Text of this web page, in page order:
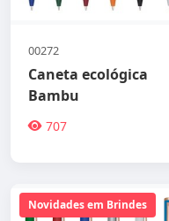
00272
Caneta ecológica
Bambu
707
Novidades em Brindes